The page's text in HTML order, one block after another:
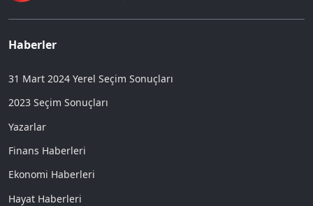
Haberler
31 Mart 2024 Yerel Seçim Sonuçları
2023 Seçim Sonuçları
Yazarlar
Finans Haberleri
Ekonomi Haberleri
Hayat Haberleri